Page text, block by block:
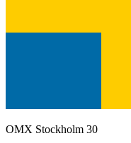
OMX Stockholm 30